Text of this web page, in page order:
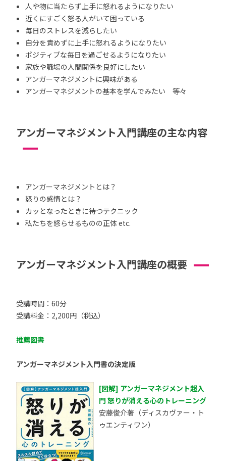
人や物に当たらず上手に怒れるようになりたい
近くにすごく怒る人がいて困っている
毎日のストレスを減らしたい
自分を責めずに上手に怒れるようになりたい
ポジティブな毎日を過ごせるようになりたい
家族や職場の人間関係を良好にしたい
アンガーマネジメントに興味がある
アンガーマネジメントの基本を学んでみたい 等々
アンガーマネジメント入門講座の主な内容
アンガーマネジメントとは？
怒りの感情とは？
カッとなったときに待つテクニック
私たちを怒らせるものの正体 etc.
アンガーマネジメント入門講座の概要
受講時間：60分
受講料金：2,200円（税込）
推薦図書
アンガーマネジメント入門書の決定版
[図解] アンガーマネジメント超入
門 怒りが消える心のトレーニング
安藤俊介著（ディスカヴァー・ト
ゥエンティワン）